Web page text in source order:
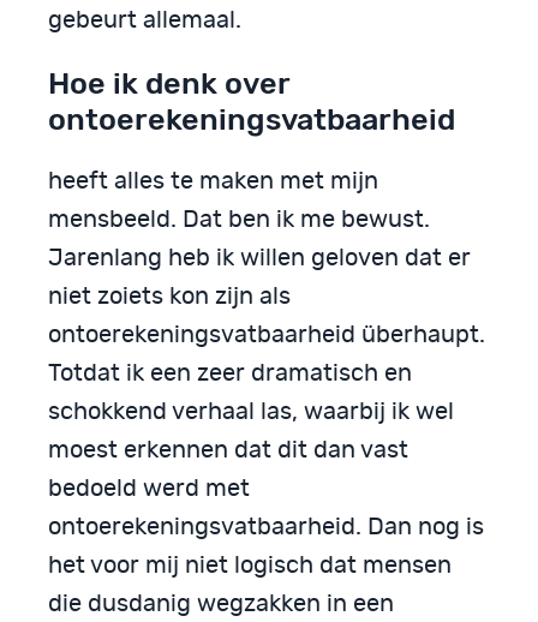
gebeurt allemaal.
Hoe ik denk over
ontoerekeningsvatbaarheid
heeft alles te maken met mijn
mensbeeld. Dat ben ik me bewust.
Jarenlang heb ik willen geloven dat er
niet zoiets kon zijn als
ontoerekeningsvatbaarheid überhaupt.
Totdat ik een zeer dramatisch en
schokkend verhaal las, waarbij ik wel
moest erkennen dat dit dan vast
bedoeld werd met
ontoerekeningsvatbaarheid. Dan nog is
het voor mij niet logisch dat mensen
die dusdanig wegzakken in een